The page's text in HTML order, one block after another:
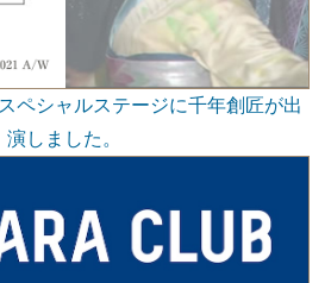
ペシャルステージに千年創匠が出
演しました。